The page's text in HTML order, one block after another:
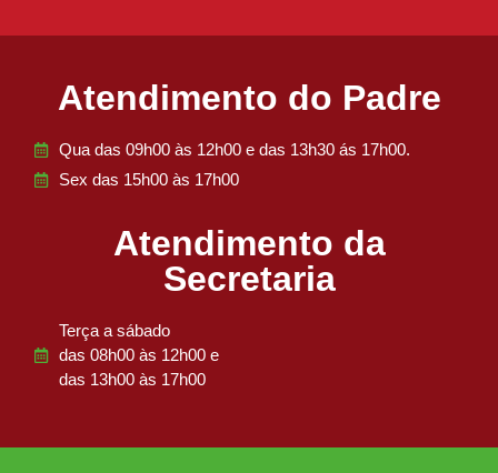
Atendimento do Padre
Qua das 09h00 às 12h00 e das 13h30 ás 17h00.
Sex das 15h00 às 17h00
Atendimento da
Secretaria
Terça a sábado
das 08h00 às 12h00 e
das 13h00 às 17h00